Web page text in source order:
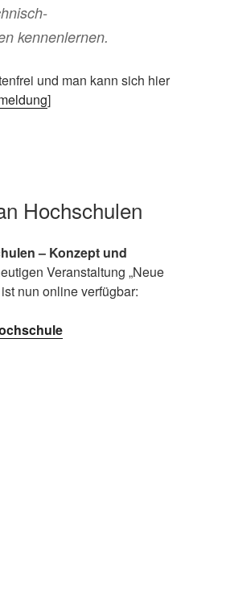
kennenlernen.
und man kann sich hier
]
Hochschulen
– Konzept und
Veranstaltung „Neue
ist nun online verfügbar: